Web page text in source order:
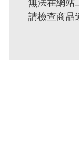
請檢查商品